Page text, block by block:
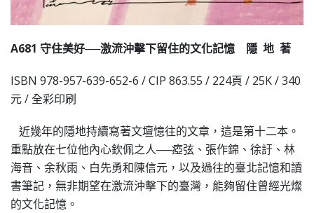
A681 守住美好──激流沖擊下留住的文化記憶 隱 地 著
ISBN 978-957-639-652-6 / CIP 863.55 / 224頁 / 25K / 340
元 / 全彩印刷
近幾年的隱地持續寫著文壇憶往的文章，這是第十二本。
重點放在七位他內心欽佩之人──瘂弦、張作錦、徐訏、林
海音、余秋雨、白先勇和陳信元，以及過往的臺北記憶和讀
書筆記，無非期望在激流沖擊下的臺灣，能夠留住曾經光燦
的文化記憶。